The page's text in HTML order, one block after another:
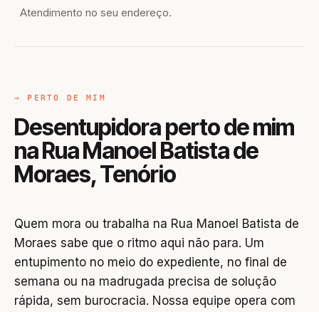
Atendimento no seu endereço.
→ PERTO DE MIM
Desentupidora perto de mim
na Rua Manoel Batista de
Moraes, Tenório
Quem mora ou trabalha na Rua Manoel Batista de
Moraes sabe que o ritmo aqui não para. Um
entupimento no meio do expediente, no final de
semana ou na madrugada precisa de solução
rápida, sem burocracia. Nossa equipe opera com